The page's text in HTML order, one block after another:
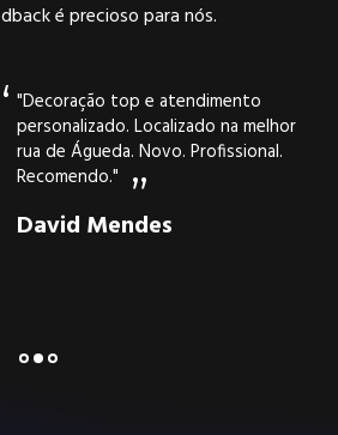
é precioso para nós.
"Estive alojada no XPT na passada
noite de 23 para 24 de Julho, e
simplesmente adorei tudo. Limpeza,
comodidade, simpatia, excelente
centro de Àgueda. Recomendo a